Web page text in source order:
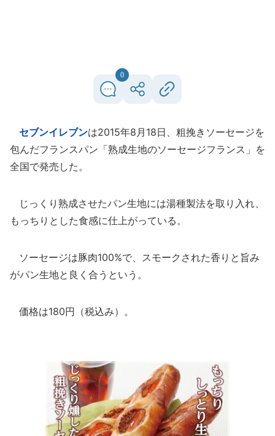
0
セブンイレブンは2015年8月18日、粗挽きソーセージを
包んだフランスパン「熟成生地のソーセージフランス」を
全国で発売した。
じっくり熟成させたパン生地には湯種製法を取り入れ、
もっちりとした食感に仕上がっている。
ソーセージは豚肉100%で、スモークされた香りと旨み
がパン生地と良く合うという。
価格は180円（税込み）。